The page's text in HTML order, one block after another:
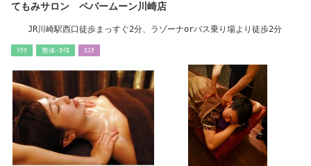
てもみサロン ペパームーン川崎店
JR川崎駅西口徒歩まっすぐ2分、ラゾーナorバス乗り場より徒歩2分
ﾘﾗｸ 整体･ｶｲﾛ ｴｽﾃ